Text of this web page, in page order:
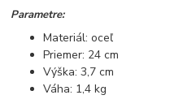
Parametre:
Materiál: oceľ
Priemer: 24 cm
Výška: 3,7 cm
Váha: 1,4 kg